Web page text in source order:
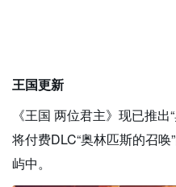
王国更新
《王国 两位君主》现已推
将付费DLC“奥林匹斯的召
屿中。